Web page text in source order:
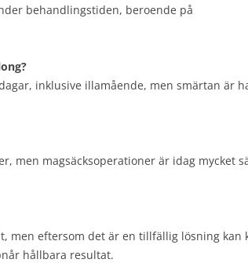
behandlingstiden, beroende på
inklusive illamående, men smärtan är
men magsäcksoperationer är idag mycket
men eftersom det är en tillfällig lösning kan
hållbara resultat.